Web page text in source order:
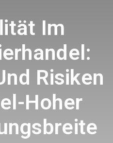
Im
Risiken
Hoher